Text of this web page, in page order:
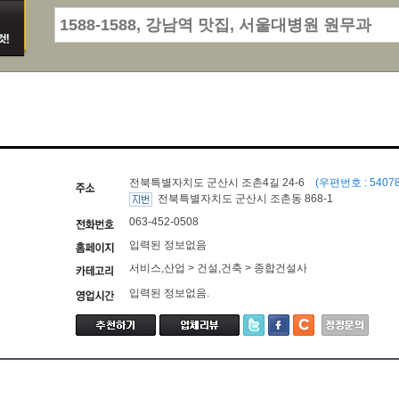
전북특별자치도 군산시 조촌4길 24-6 (우편번호 :
전북특별자치도 군산시 조촌동 868-1
063-452-0508
입력된 정보없음
서비스,산업 > 건설,건축 > 종합건설사
입력된 정보없음.